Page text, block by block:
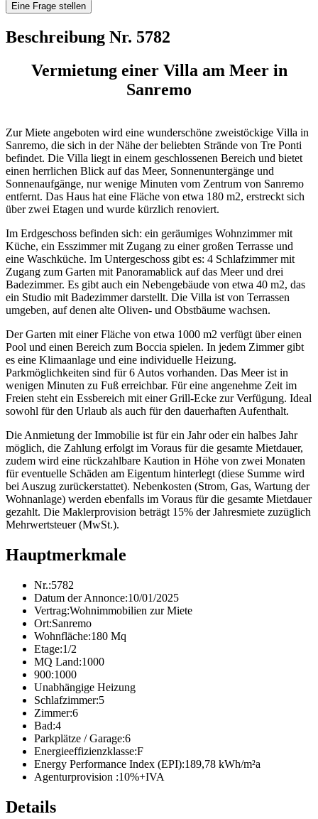
Eine Frage stellen
Beschreibung Nr. 5782
Vermietung einer Villa am Meer in
Sanremo
Zur Miete angeboten wird eine wunderschöne zweistöckige Villa in
Sanremo, die sich in der Nähe der beliebten Strände von Tre Ponti
befindet. Die Villa liegt in einem geschlossenen Bereich und bietet
einen herrlichen Blick auf das Meer, Sonnenuntergänge und
Sonnenaufgänge, nur wenige Minuten vom Zentrum von Sanremo
entfernt. Das Haus hat eine Fläche von etwa 180 m2, erstreckt sich
über zwei Etagen und wurde kürzlich renoviert.
Im Erdgeschoss befinden sich: ein geräumiges Wohnzimmer mit
Küche, ein Esszimmer mit Zugang zu einer großen Terrasse und
eine Waschküche. Im Untergeschoss gibt es: 4 Schlafzimmer mit
Zugang zum Garten mit Panoramablick auf das Meer und drei
Badezimmer. Es gibt auch ein Nebengebäude von etwa 40 m2, das
ein Studio mit Badezimmer darstellt. Die Villa ist von Terrassen
umgeben, auf denen alte Oliven- und Obstbäume wachsen.
Der Garten mit einer Fläche von etwa 1000 m2 verfügt über einen
Pool und einen Bereich zum Boccia spielen. In jedem Zimmer gibt
es eine Klimaanlage und eine individuelle Heizung.
Parkmöglichkeiten sind für 6 Autos vorhanden. Das Meer ist in
wenigen Minuten zu Fuß erreichbar. Für eine angenehme Zeit im
Freien steht ein Essbereich mit einer Grill-Ecke zur Verfügung. Ideal
sowohl für den Urlaub als auch für den dauerhaften Aufenthalt.
Die Anmietung der Immobilie ist für ein Jahr oder ein halbes Jahr
möglich, die Zahlung erfolgt im Voraus für die gesamte Mietdauer,
zudem wird eine rückzahlbare Kaution in Höhe von zwei Monaten
für eventuelle Schäden am Eigentum hinterlegt (diese Summe wird
bei Auszug zurückerstattet). Nebenkosten (Strom, Gas, Wartung der
Wohnanlage) werden ebenfalls im Voraus für die gesamte Mietdauer
gezahlt. Die Maklerprovision beträgt 15% der Jahresmiete zuzüglich
Mehrwertsteuer (MwSt.).
Hauptmerkmale
Nr.:5782
Datum der Annonce:10/01/2025
Vertrag:Wohnimmobilien zur Miete
Ort:Sanremo
Wohnfläche:180 Mq
Etage:1/2
MQ Land:1000
900:1000
Unabhängige Heizung
Schlafzimmer:5
Zimmer:6
Bad:4
Parkplätze / Garage:6
Energieeffizienzklasse:F
Energy Performance Index (EPI):189,78 kWh/m²a
Agenturprovision :10%+IVA
Details